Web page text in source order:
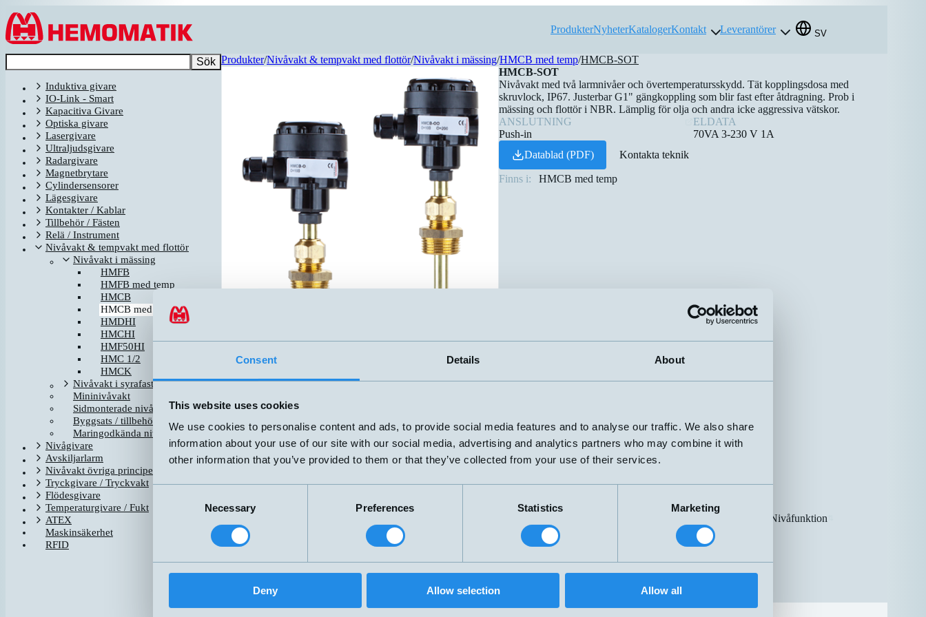
Consent Details About
This website uses cookies
We use cookies to personalise content and ads, to provide social media features and to analyse our traffic. We also share
information about your use of our site with our social media, advertising and analytics partners who may combine it with
other information that you’ve provided to them or that they’ve collected from your use of their services.
Necessary Preferences Statistics Marketing
Deny Allow selection Allow all
Hoppa till innehållet
ProdukterNyheterKatalogerKontakt Leverantörer SV
Sök
Induktiva givare
IO-Link - Smart
Kapacitiva Givare
Optiska givare
Lasergivare
Ultraljudsgivare
Radargivare
Magnetbrytare
Cylindersensorer
Lägesgivare
Kontakter / Kablar
Tillbehör / Fästen
Relä / Instrument
Nivåvakt & tempvakt med flottör
Nivåvakt i mässing
HMFB
HMFB med temp
HMCB
HMCB med temp
HMDHI
HMCHI
HMF50HI
HMC 1/2
HMCK
Nivåvakt i syrafast
Mininivåvakt
Sidmonterade nivåvakter
Byggsats / tillbehör för nivåvakter
Maringodkända nivåvakter
Nivågivare
Avskiljarlarm
Nivåvakt övriga principer
Tryckgivare / Tryckvakt
Flödesgivare
Temperaturgivare / Fukt
ATEX
Maskinsäkerhet
RFID
Produkter/Nivåvakt & tempvakt med flottör/Nivåvakt i mässing/HMCB med temp/HMCB-SOT
HMCB-SOT
Nivåvakt med två larmnivåer och övertemperatursskydd. Tät kopplingsdosa med
skruvlock, IP67. Justerbar G1" gängkoppling som blir fast efter åtdragning. Prob i
mässing och flottör i NBR. Lämplig för olja och andra icke aggressiva vätskor.
ANSLUTNING
Push-in
ELDATA
70VA 3-230 V 1A
Datablad (PDF)
Kontakta teknik
Finns i: HMCB med temp
Relaterade produkter
Nivåfunktion
HMCB-OOT
70VA
1A
70VA